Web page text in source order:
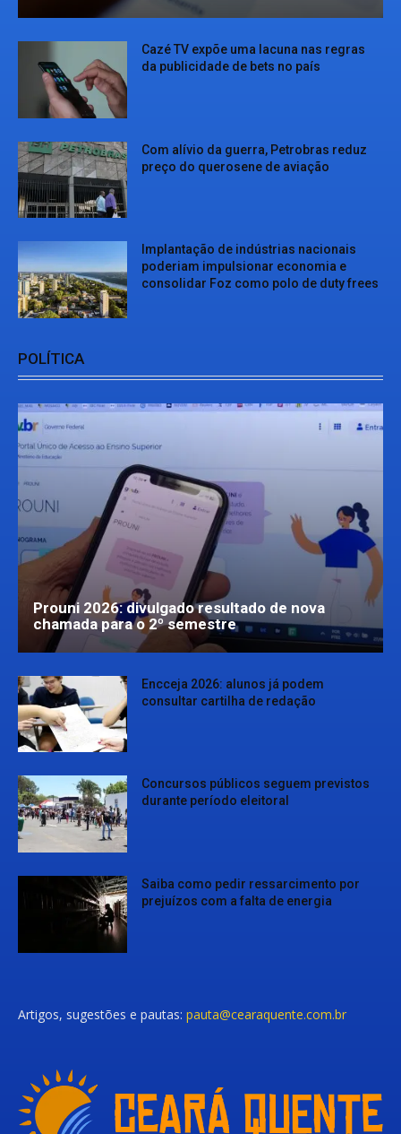
Cazé TV expõe uma lacuna nas regras
da publicidade de bets no país
Com alívio da guerra, Petrobras reduz
preço do querosene de aviação
Implantação de indústrias nacionais
poderiam impulsionar economia e
consolidar Foz como polo de duty frees
POLÍTICA
Prouni 2026: divulgado resultado de nova
chamada para o 2º semestre
Encceja 2026: alunos já podem
consultar cartilha de redação
Concursos públicos seguem previstos
durante período eleitoral
Saiba como pedir ressarcimento por
prejuízos com a falta de energia
Artigos, sugestões e pautas: pauta@cearaquente.com.br